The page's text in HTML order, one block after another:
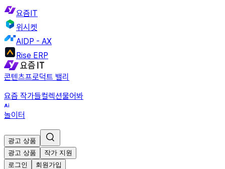
요즘IT
위시켓
AIDP - AX
Rise ERP
콘텐츠프로덕트 밸리
요즘 작가들컬렉션물어봐
놀이터
광고 상품
광고 상품
작가 지원
로그인
회원가입